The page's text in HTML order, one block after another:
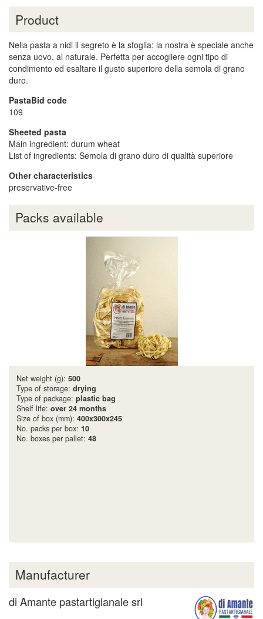
Product
Nella pasta a nidi il segreto è la sfoglia: la nostra è speciale anche
senza uovo, al naturale. Perfetta per accogliere ogni tipo di
condimento ed esaltare il gusto superiore della semola di grano
duro.
PastaBid code
109
Sheeted pasta
Main ingredient: durum wheat
List of ingredients: Semola di grano duro di qualità superiore
Other characteristics
preservative-free
Packs available
Net weight (g): 500
Type of storage: drying
Type of package: plastic bag
Shelf life: over 24 months
Size of box (mm): 400x300x245
No. packs per box: 10
No. boxes per pallet: 48
Manufacturer
di Amante pastartigianale srl